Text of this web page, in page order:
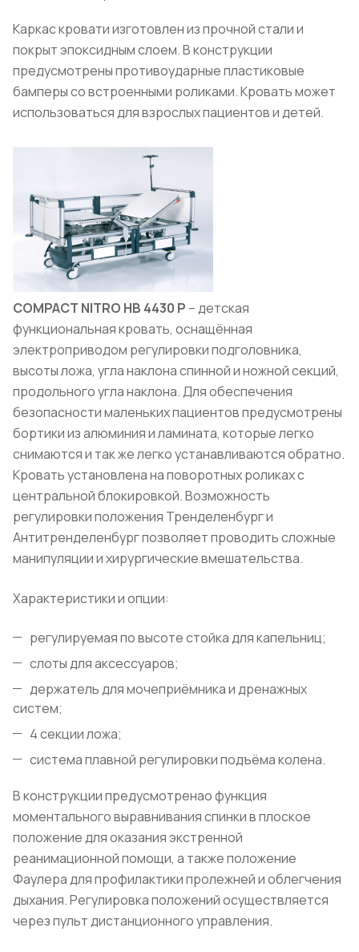
Каркас кровати изготовлен из прочной стали и
покрыт эпоксидным слоем. В конструкции
предусмотрены противоударные пластиковые
бамперы со встроенными роликами. Кровать может
использоваться для взрослых пациентов и детей.
COMPACT NITRO HB 4430 P – детская
функциональная кровать, оснащённая
электроприводом регулировки подголовника,
высоты ложа, угла наклона спинной и ножной секций,
продольного угла наклона. Для обеспечения
безопасности маленьких пациентов предусмотрены
бортики из алюминия и ламината, которые легко
снимаются и так же легко устанавливаются обратно.
Кровать установлена на поворотных роликах с
центральной блокировкой. Возможность
регулировки положения Тренделенбург и
Антитренделенбург позволяет проводить сложные
манипуляции и хирургические вмешательства.
Характеристики и опции:
регулируемая по высоте стойка для капельниц;
слоты для аксессуаров;
держатель для мочеприёмника и дренажных
систем;
4 секции ложа;
система плавной регулировки подъёма колена.
В конструкции предусмотренао функция
моментального выравнивания спинки в плоское
положение для оказания экстренной
реанимационной помощи, а также положение
Фаулера для профилактики пролежней и облегчения
дыхания. Регулировка положений осуществляется
через пульт дистанционного управления.